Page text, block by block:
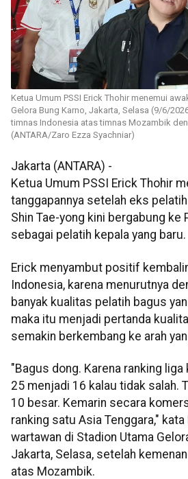
Ketua Umum PSSI Erick Thohir menemui
Gelora Bung Karno, Jakarta, Selasa (9/6/
timnas Indonesia atas timnas Mozambik
(ANTARA/Zaro Ezza Syachniar)
Jakarta (ANTARA) -
Ketua Umum PSSI Erick Thohir
tanggapannya setelah eks
Shin Tae-yong kini bergabung ke
sebagai pelatih kepala yang baru.
Erick menyambut positif
Indonesia, karena menurutnya
banyak kualitas pelatih bagus
maka itu menjadi pertanda
semakin berkembang ke arah
"Bagus dong. Karena ranking liga
25 menjadi 16 kalau tidak salah.
10 besar. Kemarin secara
ranking satu Asia Tenggara,"
wartawan di Stadion Utama
Jakarta, Selasa, setelah
atas Mozambik.